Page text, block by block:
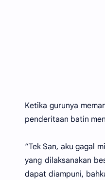
Ketika gurunya
penderitaan batin
“Tek San, aku gagal
yang dilaksanakan
dapat diampuni,